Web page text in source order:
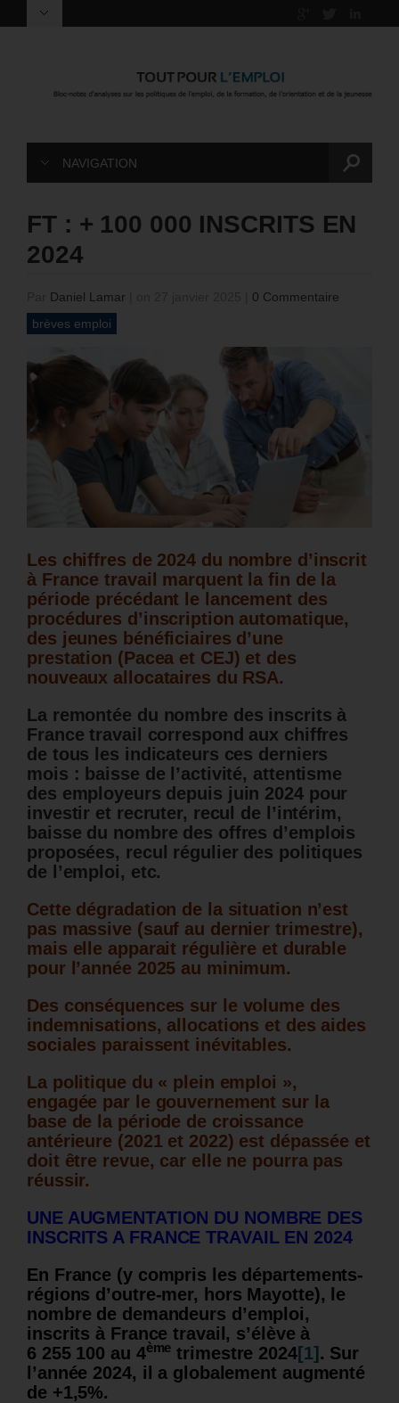
NAVIGATION
FT : + 100 000 INSCRITS EN
2024
Daniel Lamar
0 Commentaire
brèves emploi
Les chiffres de 2024 du nombre d’inscrit
à France travail marquent la fin de la
période précédant le lancement des
procédures d’inscription automatique,
des jeunes bénéficiaires d’une
prestation (Pacea et CEJ) et des
nouveaux allocataires du RSA.
La remontée du nombre des inscrits à
France travail correspond aux chiffres
de tous les indicateurs ces derniers
mois : baisse de l’activité, attentisme
des employeurs depuis juin 2024 pour
investir et recruter, recul de l’intérim,
baisse du nombre des offres d’emplois
proposées, recul régulier des politiques
de l’emploi, etc.
Cette dégradation de la situation n’est
pas massive (sauf au dernier trimestre),
mais elle apparait régulière et durable
pour l’année 2025 au minimum.
Des conséquences sur le volume des
indemnisations, allocations et des aides
sociales paraissent inévitables.
La politique du « plein emploi »,
engagée par le gouvernement sur la
base de la période de croissance
antérieure (2021 et 2022) est dépassée et
doit être revue, car elle ne pourra pas
réussir.
UNE AUGMENTATION DU NOMBRE DES
INSCRITS A FRANCE TRAVAIL EN 2024
En France (y compris les départements-
régions d’outre-mer, hors Mayotte), le
nombre de demandeurs d’emploi,
inscrits à France travail, s’élève à
6 255 100 au 4ème trimestre 2024[1] . Sur
l’année 2024, il a globalement augmenté
de +1,5%.